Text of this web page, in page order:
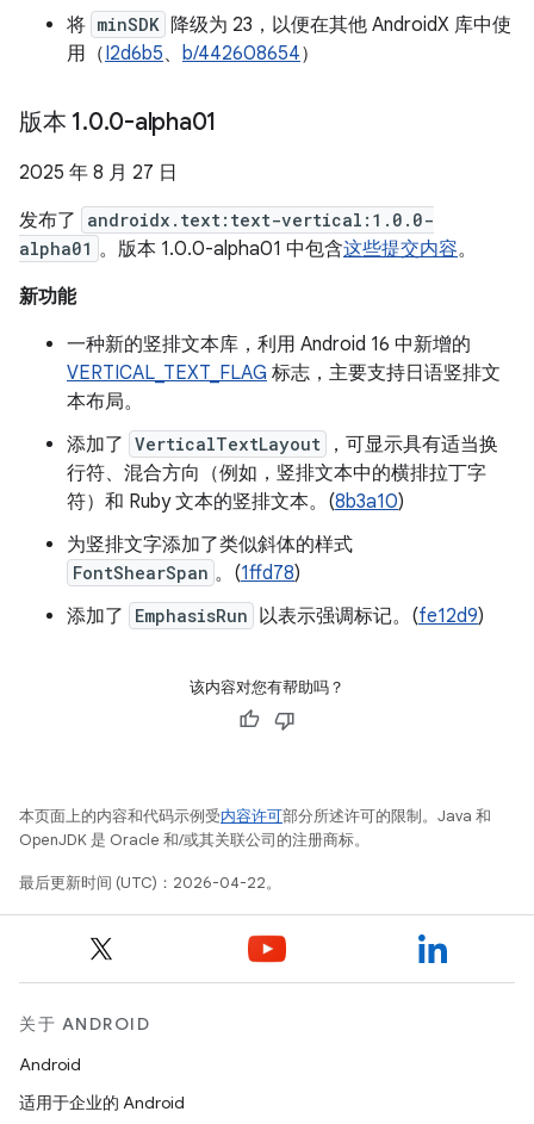
将 minSDK 降级为 23，以便在其他 AndroidX 库中使
用（I2d6b5、 b/442608654）
版本 1.0.0-alpha01
2025 年 8 月 27 日
发布了
androidx.text:text-vertical:1.0.0-
alpha01 。版本 1.0.0-alpha01 中包含这些提交内容。
新功能
一种新的竖排文本库，利用 Android 16 中新增的
VERTICAL_TEXT_FLAG 标志，主要支持日语竖排文
本布局。
添加了 VerticalTextLayout
，可显示具有适当换
行符、混合方向（例如，竖排文本中的横排拉丁字
符）和 Ruby 文本的竖排文本。(8b3a10)
为竖排文字添加了类似斜体的样式
FontShearSpan 。(1ffd78)
添加了
EmphasisRun 以表示强调标记。(fe12d9)
该内容对您有帮助吗？
本页面上的内容和代码示例受内容许可部分所述许可的限制。Java 和
OpenJDK 是 Oracle 和/或其关联公司的注册商标。
最后更新时间 (UTC)：2026-04-22。
关于 ANDROID
Android
适用于企业的 Android